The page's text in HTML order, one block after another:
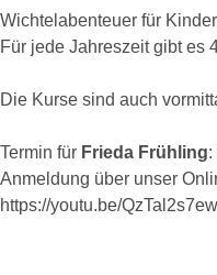
Wichtelabenteuer für
Für jede Jahreszeit gibt es
Die Kurse sind auch
Termin für Frieda Frühling:
Anmeldung über unser
https://youtu.be/